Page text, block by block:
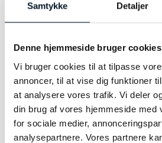
Samtykke Detaljer
Denne hjemmeside bruger cookies
Vi bruger cookies til at tilpasse
annoncer, til at vise dig funktioner
at analysere vores trafik. Vi deler
din brug af vores hjemmeside med
for sociale medier,
analysepartnere. Vores partnere
TW/VS
RELATEREDE VARER